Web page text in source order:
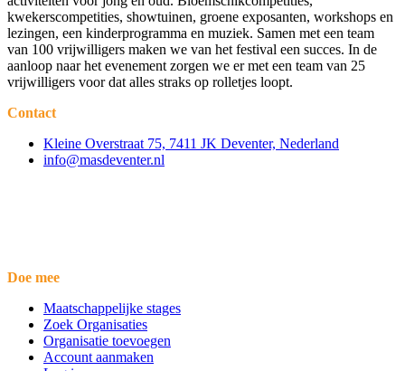
kwekerscompetities, showtuinen, groene exposanten, workshops en
lezingen, een kinderprogramma en muziek. Samen met een team
van 100 vrijwilligers maken we van het festival een succes. In de
aanloop naar het evenement zorgen we er met een team van 25
vrijwilligers voor dat alles straks op rolletjes loopt.
Contact
Kleine Overstraat 75, 7411 JK Deventer, Nederland
info@masdeventer.nl
Doe mee
Maatschappelijke stages
Zoek Organisaties
Organisatie toevoegen
Account aanmaken